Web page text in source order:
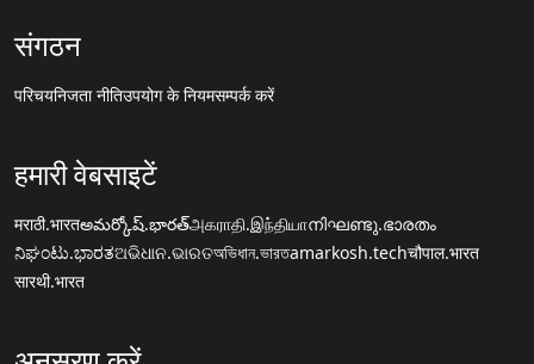
संगठन
परिचयनिजता नीतिउपयोग के नियमसम्पर्क करें
हमारी वेबसाइटें
मराठी.भारतఅమర్కోష్.భారత్அகராதி.இந்தியாനിഘണ്ടു.ഭാരതം
ನಿಘಂಟು.ಭಾರತଅଭିଧାନ.ଭାରତঅভিধান.ভারতamarkosh.techचौपाल.भारत
सारथी.भारत